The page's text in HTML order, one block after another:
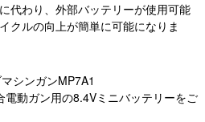
代わり、外部バッテリーが使用可能
クルの向上が簡単に可能になりま
シンガンMP7A1
動ガン用の8.4Vミニバッテリーをご